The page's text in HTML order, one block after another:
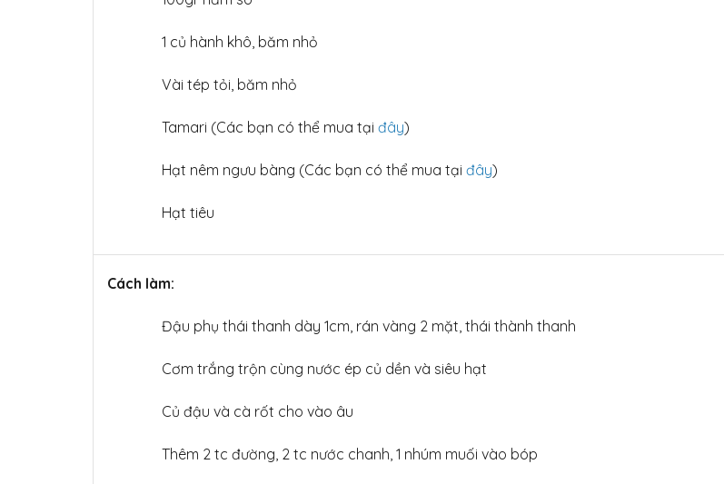
1 củ hành khô, băm nhỏ
Vài tép tỏi, băm nhỏ
Tamari (Các bạn có thể mua tại đây)
Hạt nêm ngưu bàng (Các bạn có thể mua tại đây)
Hạt tiêu
Cách làm:
Đậu phụ thái thanh dày 1cm, rán vàng 2 mặt, thái thành thanh
Cơm trắng trộn cùng nước ép củ dền và siêu hạt
Củ đậu và cà rốt cho vào âu
Thêm 2 tc đường, 2 tc nước chanh, 1 nhúm muối vào bóp